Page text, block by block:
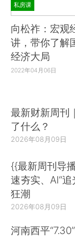
私房课
向松祚：宏观
讲，带你了解
经济大局
2022年04月06日
最新财新周刊
了什么？
2026年08月09日
{{最新周刊导
速夯实、AI“
狂潮
2026年08月09日
河南西平